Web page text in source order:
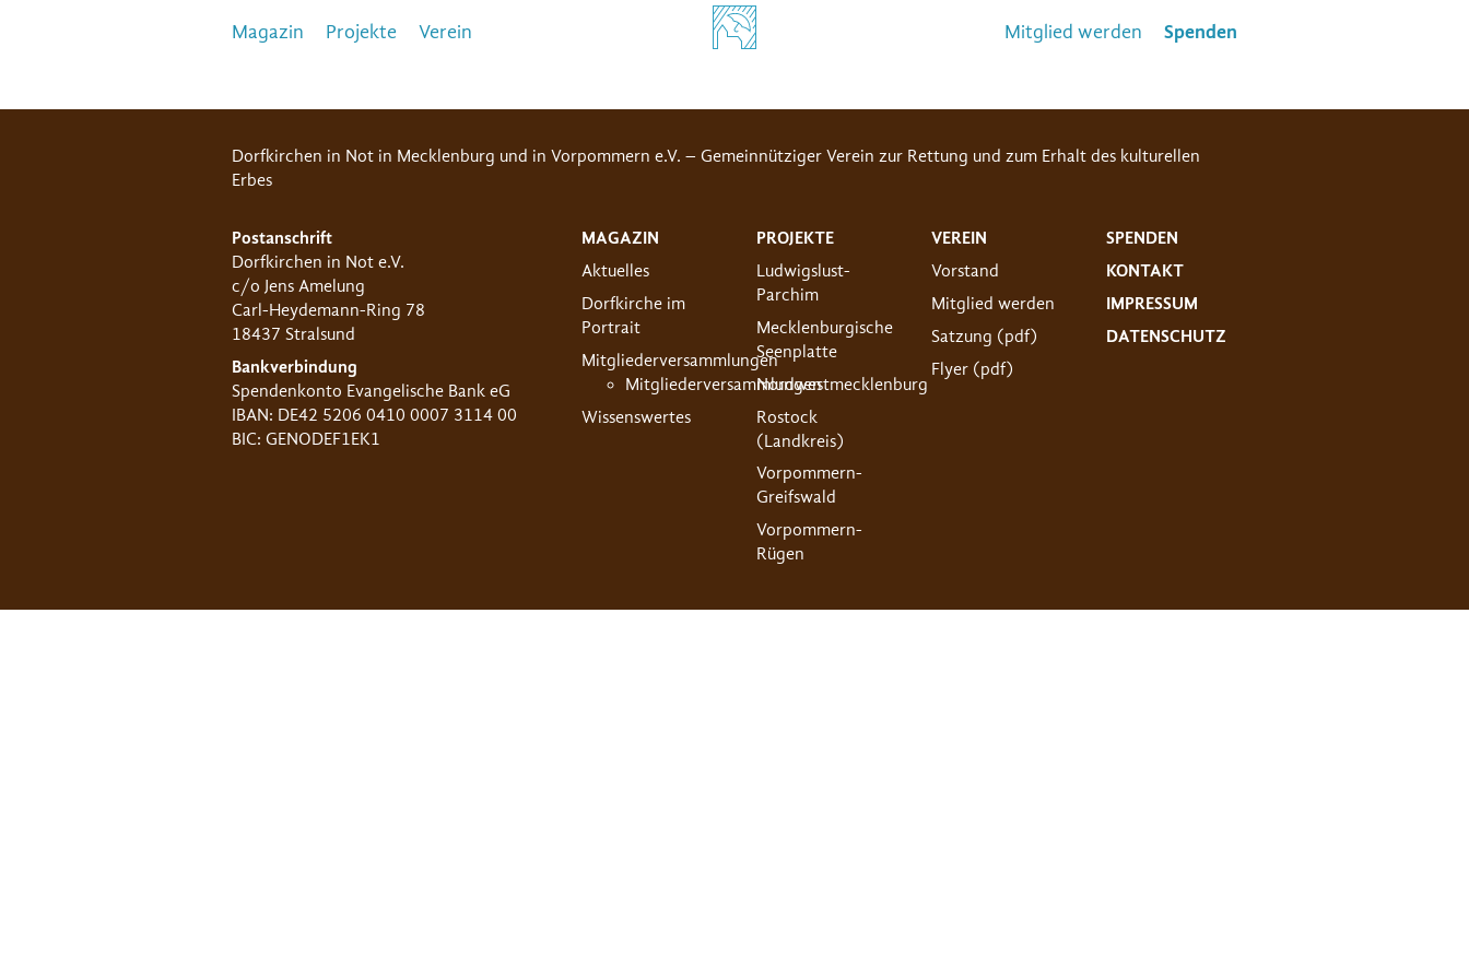
Magazin Projekte Verein Mitglied werden Spenden
Dorfkirchen in Not in Mecklenburg und in Vorpommern e.V. – Gemeinnütziger Verein zur Rettung und zum Erhalt des kulturellen
Erbes
Postanschrift
Dorfkirchen in Not e.V.
c/o Jens Amelung
Carl-Heydemann-Ring 78
18437 Stralsund
Bankverbindung
Spendenkonto Evangelische Bank eG
IBAN: DE42 5206 0410 0007 3114 00
BIC: GENODEF1EK1
MAGAZIN
Aktuelles
Dorfkirche im
Portrait
Mitgliederversammlungen
Mitgliederversammlungen
Wissenswertes
PROJEKTE
Ludwigslust-
Parchim
Mecklenburgische
Seenplatte
Nordwestmecklenburg
Rostock
(Landkreis)
Vorpommern-
Greifswald
Vorpommern-
Rügen
VEREIN
Vorstand
Mitglied werden
Satzung (pdf)
Flyer (pdf)
SPENDEN
KONTAKT
IMPRESSUM
DATENSCHUTZ